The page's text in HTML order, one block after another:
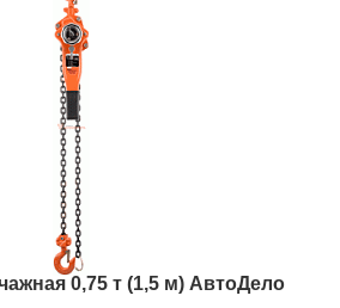
0,75 т (1,5 м) АвтоДело